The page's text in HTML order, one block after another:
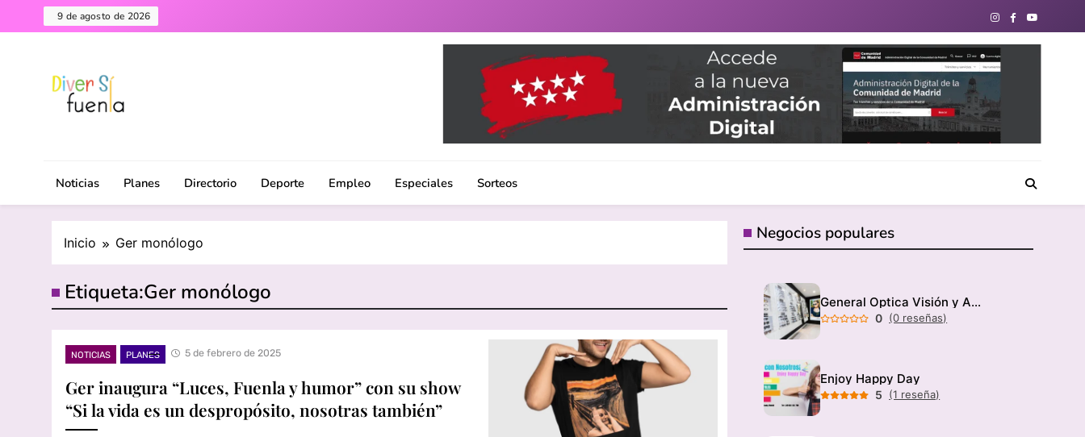
al
9 de agosto de 2026
Diversifuenla – Tu medio digital de referencia en Fuenlabrada. Noticias, eventos culturales, gastronomía y un directorio de negocios locales para conectar con tu
Noticias
Planes Directorio Deporte Empleo Especiales Sorteos
Inicio Ger monólogo
Etiqueta:Ger monólogo
NOTICIAS PLANES 5 de febrero de 2025
Ger inaugura “Luces, Fuenla y humor” con su show
“Si la vida es un despropósito, nosotras también”
Negocios populares
General Optica Visión y Audición
0 (0 reseñas)
Enjoy Happy Day
5 (1 reseña)